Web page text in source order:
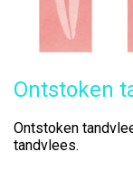
Ontstoken
Ontstoken
tandvlees.